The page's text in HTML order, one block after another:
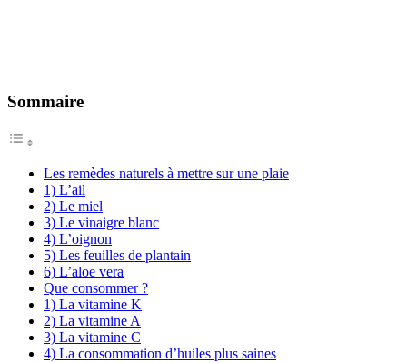
Sommaire
Les remèdes naturels à mettre sur une plaie
1) L’ail
2) Le miel
3) Le vinaigre blanc
4) L’oignon
5) Les feuilles de plantain
6) L’aloe vera
Que consommer ?
1) La vitamine K
2) La vitamine A
3) La vitamine C
4) La consommation d’huiles plus saines